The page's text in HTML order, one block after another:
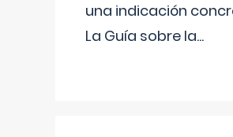
una indicación
La Guía sobre la...